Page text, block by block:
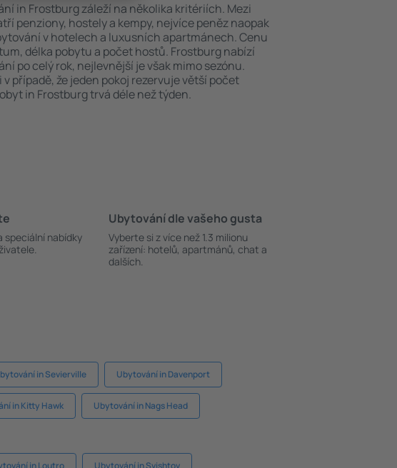
in Frostburg záleží na několika kritériích. Mezi
penziony, hostely a kempy, nejvíce peněz naopak
v hotelech a luxusních apartmánech. Cenu
délka pobytu a počet hostů. Frostburg nabízí
po celý rok, nejlevnější je však mimo sezónu.
v případě, že jeden pokoj rezervuje větší počet
in Frostburg trvá déle než týden.
speciální nabídky
Ubytování dle vašeho gusta
Vyberte si z více než 1.3 milionu
zařízení: hotelů, apartmánů, chat a
dalších.
in Sevierville Ubytování in Davenport
in Kitty Hawk Ubytování in Nags Head
in Loutro Ubytování in Svishtov